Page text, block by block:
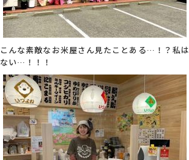
こんな素敵なお米屋さん見たことある…！？私は
ない…！！！